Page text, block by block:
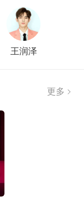
。生活和事业中
心给他们力量一
理想中的生活奋
王润泽
更多